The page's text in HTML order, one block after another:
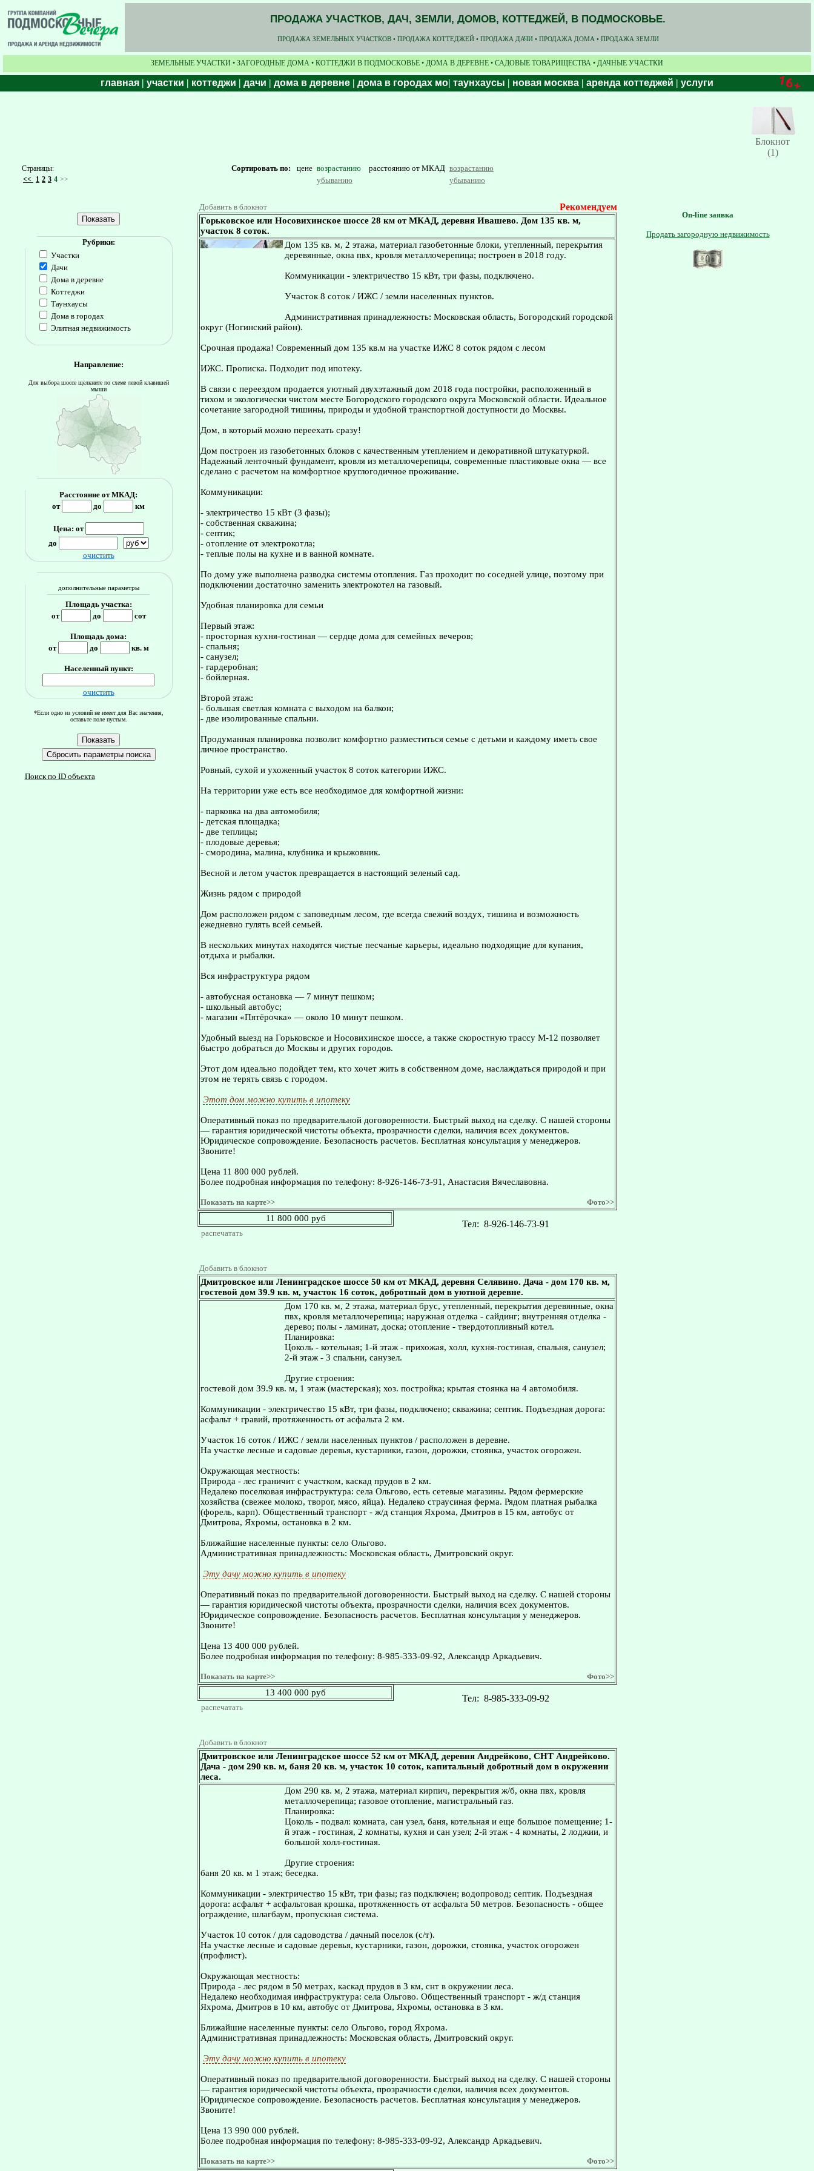
ПРОДАЖА УЧАСТКОВ, ДАЧ, ЗЕМЛИ, ДОМОВ, КОТТЕДЖЕЙ, В ПОДМОСКОВЬЕ.
ПРОДАЖА ЗЕМЕЛЬНЫХ УЧАСТКОВ • ПРОДАЖА КОТТЕДЖЕЙ • ПРОДАЖА ДАЧИ • ПРОДАЖА ДОМА • ПРОДАЖА ЗЕМЛИ
ЗЕМЕЛЬНЫЕ УЧАСТКИ • ЗАГОРОДНЫЕ ДОМА • КОТТЕДЖИ В ПОДМОСКОВЬЕ • ДОМА В ДЕРЕВНЕ • САДОВЫЕ ТОВАРИЩЕСТВА • ДАЧНЫЕ УЧАСТКИ
главная | участки | коттеджи | дачи | дома в деревне | дома в городах мо| таунхаусы | новая москва | аренда коттеджей | услуги
Блокнот
(1)
Страницы:
<< 1 2 3 4 >>
Сортировать по: цене возрастанию расстоянию от МКАД возрастанию
убыванию
убыванию
Рубрики:
Участки
Дачи
Дома в деревне
Коттеджи
Таунхаусы
Дома в городах
Элитная недвижимость
Направление:
Для выбора шоссе щелкните по схеме левой клавишей
мыши
Расстояние от МКАД:
от
до км
Цена: от
до
очистить
дополнительные параметры
Площадь участка:
от
до сот
Площадь дома:
от
до кв. м
Населенный пункт:
очистить
*Если одно из условий не имеет для Вас значения,
оставьте поле пустым.
Поиск по ID объекта
Добавить в блокнот Рекомендуем
Горьковское или Носовихинское шоссе 28 км от МКАД, деревня Ивашево. Дом 135 кв. м,
участок 8 соток.
Дом 135 кв. м, 2 этажа, материал газобетонные блоки, утепленный, перекрытия
деревянные, окна пвх, кровля металлочерепица; построен в 2018 году.
Коммуникации - электричество 15 кВт, три фазы, подключено.
Участок 8 соток / ИЖС / земли населенных пунктов.
Административная принадлежность: Московская область, Богородский городской
округ (Ногинский район).
Срочная продажа! Современный дом 135 кв.м на участке ИЖС 8 соток рядом с лесом
ИЖС. Прописка. Подходит под ипотеку.
В связи с переездом продается уютный двухэтажный дом 2018 года постройки, расположенный в
тихом и экологически чистом месте Богородского городского округа Московской области. Идеальное
сочетание загородной тишины, природы и удобной транспортной доступности до Москвы.
Дом, в который можно переехать сразу!
Дом построен из газобетонных блоков с качественным утеплением и декоративной штукатуркой.
Надежный ленточный фундамент, кровля из металлочерепицы, современные пластиковые окна — все
сделано с расчетом на комфортное круглогодичное проживание.
Коммуникации:
- электричество 15 кВт (3 фазы);
- собственная скважина;
- септик;
- отопление от электрокотла;
- теплые полы на кухне и в ванной комнате.
По дому уже выполнена разводка системы отопления. Газ проходит по соседней улице, поэтому при
подключении достаточно заменить электрокотел на газовый.
Удобная планировка для семьи
Первый этаж:
- просторная кухня-гостиная — сердце дома для семейных вечеров;
- спальня;
- санузел;
- гардеробная;
- бойлерная.
Второй этаж:
- большая светлая комната с выходом на балкон;
- две изолированные спальни.
Продуманная планировка позволит комфортно разместиться семье с детьми и каждому иметь свое
личное пространство.
Ровный, сухой и ухоженный участок 8 соток категории ИЖС.
На территории уже есть все необходимое для комфортной жизни:
- парковка на два автомобиля;
- детская площадка;
- две теплицы;
- плодовые деревья;
- смородина, малина, клубника и крыжовник.
Весной и летом участок превращается в настоящий зеленый сад.
Жизнь рядом с природой
Дом расположен рядом с заповедным лесом, где всегда свежий воздух, тишина и возможность
ежедневно гулять всей семьей.
В нескольких минутах находятся чистые песчаные карьеры, идеально подходящие для купания,
отдыха и рыбалки.
Вся инфраструктура рядом
- автобусная остановка — 7 минут пешком;
- школьный автобус;
- магазин «Пятёрочка» — около 10 минут пешком.
Удобный выезд на Горьковское и Носовихинское шоссе, а также скоростную трассу М-12 позволяет
быстро добраться до Москвы и других городов.
Этот дом идеально подойдет тем, кто хочет жить в собственном доме, наслаждаться природой и при
этом не терять связь с городом.
Этот дом можно купить в ипотеку
Оперативный показ по предварительной договоренности. Быстрый выход на сделку. С нашей стороны
— гарантия юридической чистоты объекта, прозрачности сделки, наличия всех документов.
Юридическое сопровождение. Безопасность расчетов. Бесплатная консультация у менеджеров.
Звоните!
Цена 11 800 000 рублей.
Более подробная информация по телефону: 8-926-146-73-91, Анастасия Вячеславовна.
Показать на карте>> Фото>>
11 800 000 руб
распечатать
Тел: 8-926-146-73-91
Добавить в блокнот
Дмитровское или Ленинградское шоссе 50 км от МКАД, деревня Селявино. Дача - дом 170 кв. м,
гостевой дом 39.9 кв. м, участок 16 соток, добротный дом в уютной деревне.
Дом 170 кв. м, 2 этажа, материал брус, утепленный, перекрытия деревянные, окна
пвх, кровля металлочерепица; наружная отделка - сайдинг; внутренняя отделка -
дерево; полы - ламинат, доска; отопление - твердотопливный котел.
Планировка:
Цоколь - котельная; 1-й этаж - прихожая, холл, кухня-гостиная, спальня, санузел;
2-й этаж - 3 спальни, санузел.
Другие строения:
гостевой дом 39.9 кв. м, 1 этаж (мастерская); хоз. постройка; крытая стоянка на 4 автомобиля.
Коммуникации - электричество 15 кВт, три фазы, подключено; скважина; септик. Подъездная дорога:
асфальт + гравий, протяженность от асфальта 2 км.
Участок 16 соток / ИЖС / земли населенных пунктов / расположен в деревне.
На участке лесные и садовые деревья, кустарники, газон, дорожки, стоянка, участок огорожен.
Окружающая местность:
Природа - лес граничит с участком, каскад прудов в 2 км.
Недалеко поселковая инфраструктура: села Ольгово, есть сетевые магазины. Рядом фермерские
хозяйства (свежее молоко, творог, мясо, яйца). Недалеко страусиная ферма. Рядом платная рыбалка
(форель, карп). Общественный транспорт - ж/д станция Яхрома, Дмитров в 15 км, автобус от
Дмитрова, Яхромы, остановка в 2 км.
Ближайшие населенные пункты: село Ольгово.
Административная принадлежность: Московская область, Дмитровский округ.
Эту дачу можно купить в ипотеку
Оперативный показ по предварительной договоренности. Быстрый выход на сделку. С нашей стороны
— гарантия юридической чистоты объекта, прозрачности сделки, наличия всех документов.
Юридическое сопровождение. Безопасность расчетов. Бесплатная консультация у менеджеров.
Звоните!
Цена 13 400 000 рублей.
Более подробная информация по телефону: 8-985-333-09-92, Александр Аркадьевич.
Показать на карте>> Фото>>
13 400 000 руб
распечатать
Тел: 8-985-333-09-92
Добавить в блокнот
Дмитровское или Ленинградское шоссе 52 км от МКАД, деревня Андрейково, СНТ Андрейково.
Дача - дом 290 кв. м, баня 20 кв. м, участок 10 соток, капитальный добротный дом в окружении
леса.
Дом 290 кв. м, 2 этажа, материал кирпич, перекрытия ж/б, окна пвх, кровля
металлочерепица; газовое отопление, магистральный газ.
Планировка:
Цоколь - подвал: комната, сан узел, баня, котельная и еще большое помещение; 1-
й этаж - гостиная, 2 комнаты, кухня и сан узел; 2-й этаж - 4 комнаты, 2 лоджии, и
большой холл-гостиная.
Другие строения:
баня 20 кв. м 1 этаж; беседка.
Коммуникации - электричество 15 кВт, три фазы; газ подключен; водопровод; септик. Подъездная
дорога: асфальт + асфальтовая крошка, протяженность от асфальта 50 метров. Безопасность - общее
ограждение, шлагбаум, пропускная система.
Участок 10 соток / для садоводства / дачный поселок (с/т).
На участке лесные и садовые деревья, кустарники, газон, дорожки, стоянка, участок огорожен
(профлист).
Окружающая местность:
Природа - лес рядом в 50 метрах, каскад прудов в 3 км, снт в окружении леса.
Недалеко необходимая инфраструктура: села Ольгово. Общественный транспорт - ж/д станция
Яхрома, Дмитров в 10 км, автобус от Дмитрова, Яхромы, остановка в 3 км.
Ближайшие населенные пункты: село Ольгово, город Яхрома.
Административная принадлежность: Московская область, Дмитровский округ.
Эту дачу можно купить в ипотеку
Оперативный показ по предварительной договоренности. Быстрый выход на сделку. С нашей стороны
— гарантия юридической чистоты объекта, прозрачности сделки, наличия всех документов.
Юридическое сопровождение. Безопасность расчетов. Бесплатная консультация у менеджеров.
Звоните!
Цена 13 990 000 рублей.
Более подробная информация по телефону: 8-985-333-09-92, Александр Аркадьевич.
Показать на карте>> Фото>>
On-line заявка
Продать загородную недвижимость